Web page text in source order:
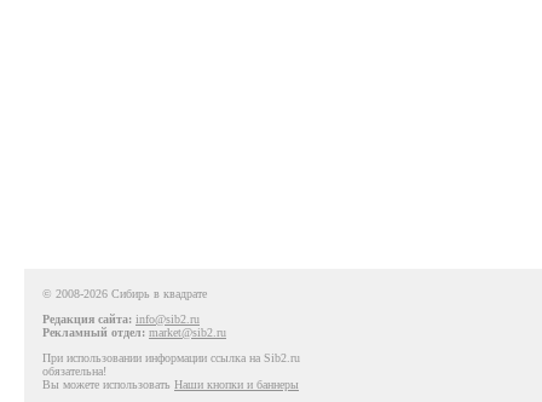
© 2008-2026 Сибирь в квадрате
Редакция сайта: info@sib2.ru
Рекламный отдел: market@sib2.ru
При использовании информации ссылка на Sib2.ru
обязательна!
Вы можете использовать Наши кнопки и баннеры